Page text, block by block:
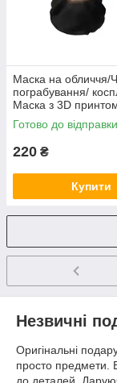
Маска на обличчя/
пограбування/
Маска з 3D
Балаклава з
обличчя/ Двейн
Готово до
220 ₴
Купити
Незвичні
Оригінальні
просто предмети.
до деталей.